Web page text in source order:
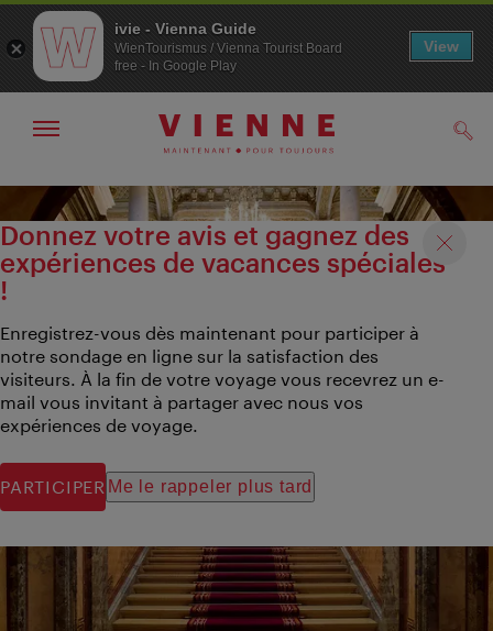
Navigation
Contenu
Afficher
la
navigation
Donnez votre avis et gagnez des
expériences de vacances spéciales
!
Enregistrez-vous dès maintenant pour participer à
notre sondage en ligne sur la satisfaction des
visiteurs. À la fin de votre voyage vous recevrez un e-
mail vous invitant à partager avec nous vos
expériences de voyage.
PARTICIPER Me le rappeler plus tard
ivie - Vienna Guide
WienTourismus / Vienna Tourist Board
free - In Google Play
View